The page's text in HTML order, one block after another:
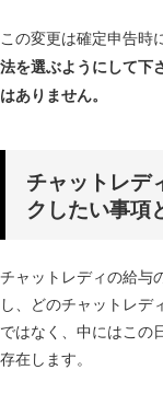
この変更は確定申告時
法を選ぶようにして下
はありません。
チャットレデ
クしたい事項
チャットレディの給与
し、どのチャットレデ
ではなく、中にはこの
存在します。